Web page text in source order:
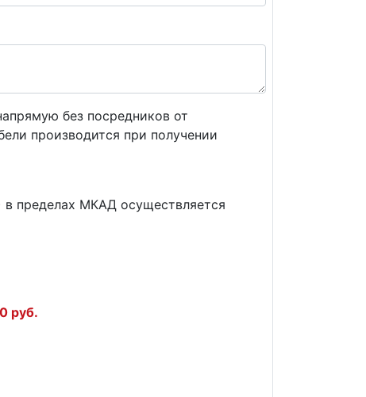
без посредников от
производится при получении
пределах МКАД осуществляется
руб.